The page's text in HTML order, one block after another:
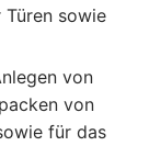
sowie
von
von
für das